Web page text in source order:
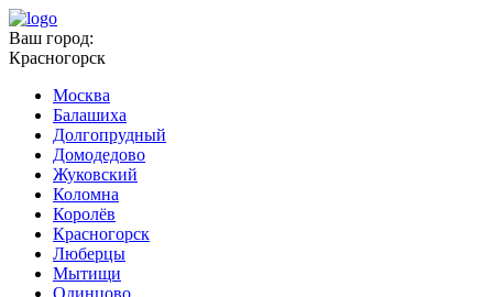
Ваш город:
Красногорск
Москва
Балашиха
Долгопрудный
Домодедово
Жуковский
Коломна
Королёв
Красногорск
Люберцы
Мытищи
Одинцово